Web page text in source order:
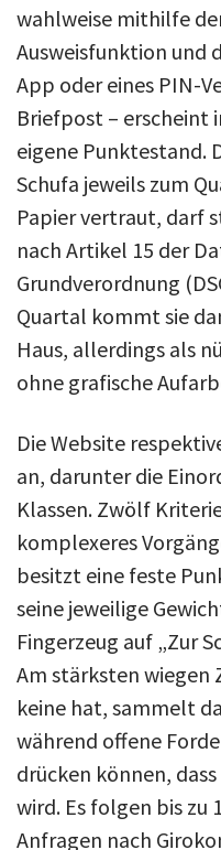
wahlweise mithilfe
Ausweisfunktion und
App oder eines PIN-
Briefpost – erscheint
eigene Punktestand.
Schufa jeweils zum
Papier vertraut, darf
nach Artikel 15 der
Grundverordnung
Quartal kommt sie
Haus, allerdings als
ohne grafische
Die Website
an, darunter die
Klassen. Zwölf
komplexeres
besitzt eine feste
seine jeweilige
Fingerzeug auf „Zur
Am stärksten wiegen
keine hat, sammelt
während offene
drücken können,
wird. Es folgen bis zu
Anfragen nach